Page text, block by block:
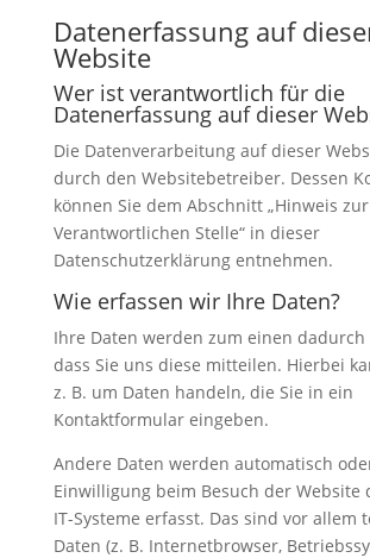
Datenerfassung auf
Website
Wer ist verantwortlich für die
Datenerfassung auf dieser
Die Datenverarbeitung auf dieser
durch den Websitebetreiber. Dessen
können Sie dem Abschnitt „Hinweis zur
Verantwortlichen Stelle“ in dieser
Datenschutzerklärung entnehmen.
Wie erfassen wir Ihre Daten?
Ihre Daten werden zum einen dadurch
dass Sie uns diese mitteilen. Hierbei
z. B. um Daten handeln, die Sie in ein
Kontaktformular eingeben.
Andere Daten werden automatisch
Einwilligung beim Besuch der Website
IT-Systeme erfasst. Das sind vor allem
Daten (z. B. Internetbrowser,